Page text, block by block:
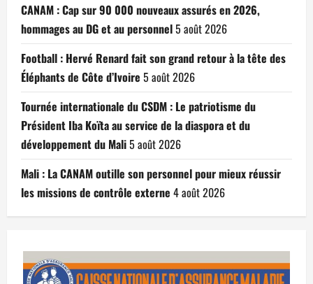
CANAM : Cap sur 90 000 nouveaux assurés en 2026,
hommages au DG et au personnel5 août 2026
Football : Hervé Renard fait son grand retour à la tête des
Éléphants de Côte d’Ivoire 5 août 2026
Tournée internationale du CSDM : Le patriotisme du
Président Iba Koïta au service de la diaspora et du
développement du Mali5 août 2026
Mali : La CANAM outille son personnel pour mieux réussir
les missions de contrôle externe 4 août 2026